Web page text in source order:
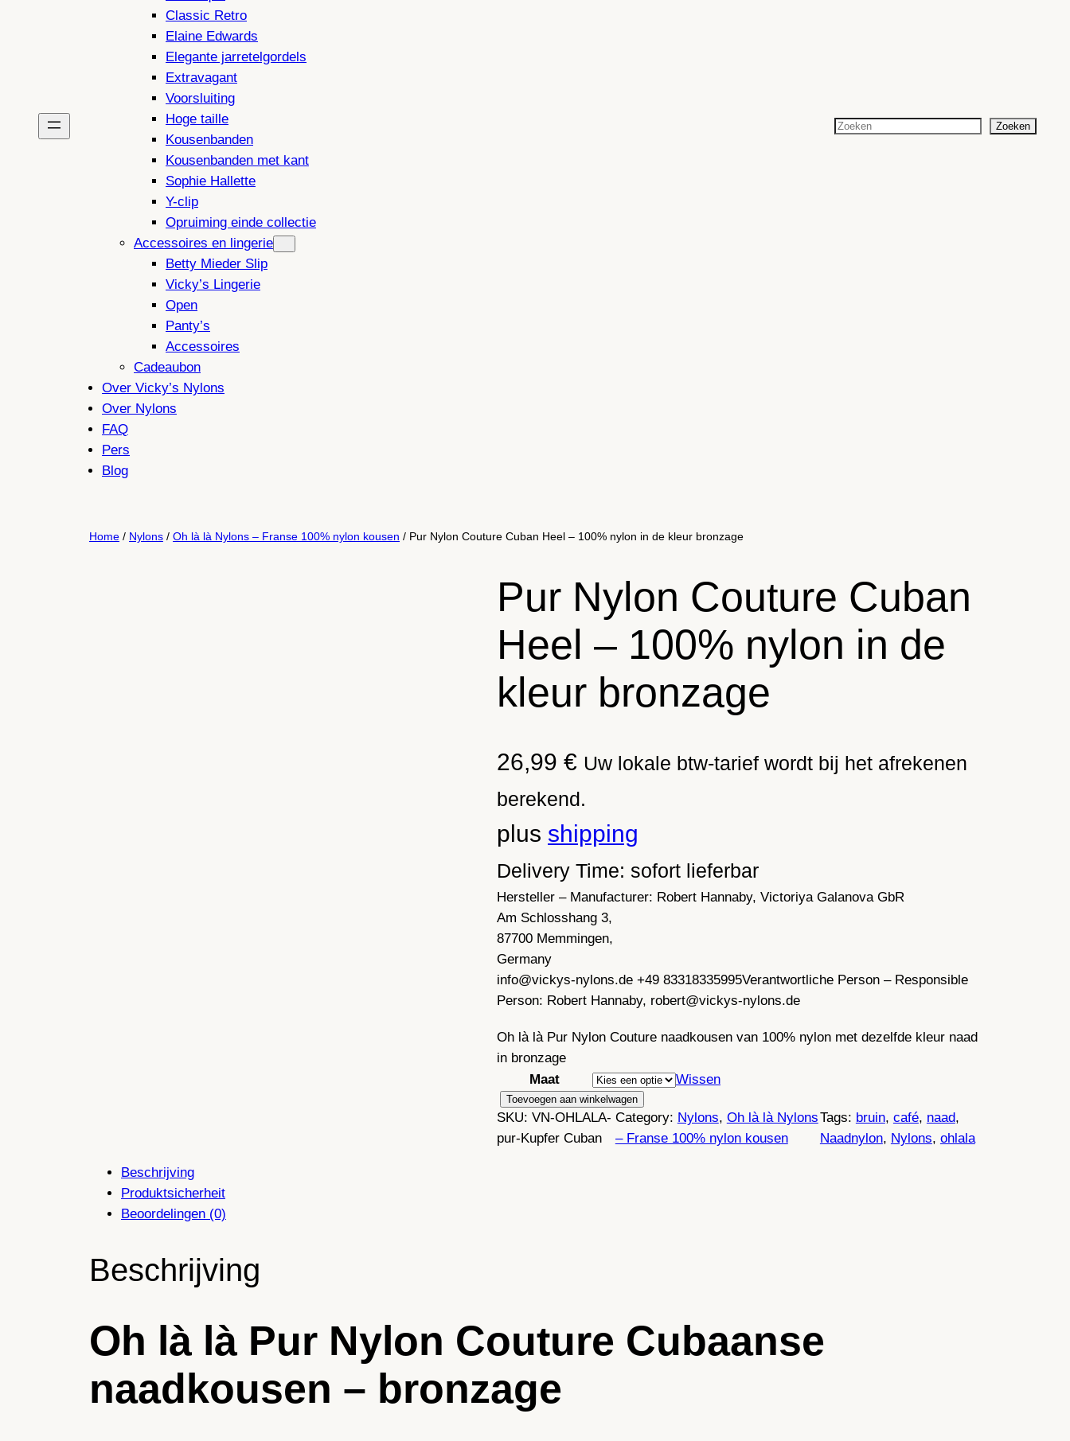
Classic Retro
Elaine Edwards
Elegante jarretelgordels
Extravagant
Voorsluiting
Hoge taille
Kousenbanden
Kousenbanden met kant
Sophie Hallette
Y-clip
Opruiming einde collectie
Accessoires en lingerie
Betty Mieder Slip
Vicky’s Lingerie
Open
Panty’s
Accessoires
Cadeaubon
Over Vicky’s Nylons
Over Nylons
FAQ
Pers
Blog
Zoeken Zoeken
Home / Nylons / Oh là là Nylons – Franse 100% nylon kousen / Pur Nylon Couture Cuban Heel – 100% nylon in de kleur bronzage
Pur Nylon Couture Cuban
Heel – 100% nylon in de
kleur bronzage
26,99 € Uw lokale btw-tarief wordt bij het afrekenen
berekend.
plus shipping
Delivery Time: sofort lieferbar
Hersteller – Manufacturer: Robert Hannaby, Victoriya Galanova GbR
Am Schlosshang 3,
87700 Memmingen,
Germany
info@vickys-nylons.de +49 83318335995Verantwortliche Person – Responsible
Person: Robert Hannaby, robert@vickys-nylons.de
Oh là là Pur Nylon Couture naadkousen van 100% nylon met dezelfde kleur naad
in bronzage
Maat
Wissen
u
r
u
e
Toevoegen aan winkelwagen
SKU: VN-OHLALA-
pur-Kupfer Cuban
Category: Nylons, Oh là là Nylons
– Franse 100% nylon kousen
Tags: bruin, café, naad
Naadnylon, Nylons, ohlala
Beschrijving
Produktsicherheit
Beoordelingen (0)
Beschrijving
Oh là là Pur Nylon Couture Cubaanse
naadkousen – bronzage